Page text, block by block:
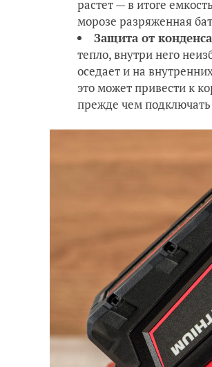
растет — в итоге
морозе разряженная
Защита от
тепло, внутри него
оседает и на
это может привести к
прежде чем подключать